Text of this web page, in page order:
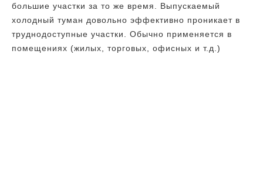
большие участки за то же время. Выпускаемый
холодный туман довольно эффективно проникает в
труднодоступные участки. Обычно применяется в
помещениях (жилых, торговых, офисных и т.д.)